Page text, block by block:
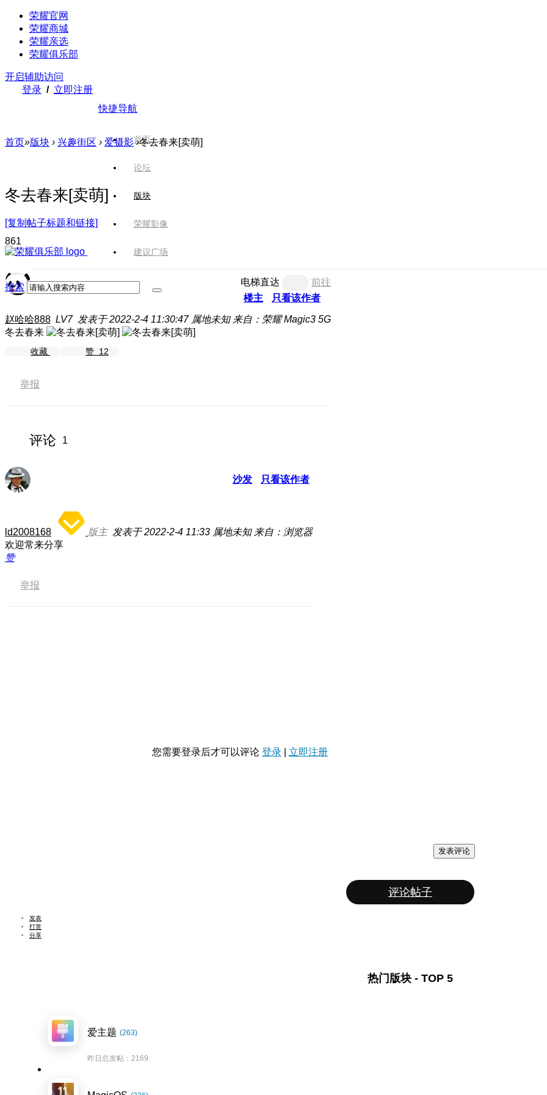
荣耀官网
荣耀商城
荣耀亲选
荣耀俱乐部
开启辅助访问
登录 / 立即注册
快捷导航
首页
论坛
版块
荣耀影像
建议广场
搜索
首页»版块 › 兴趣街区 › 爱摄影 ›冬去春来[卖萌]
冬去春来[卖萌]
[复制帖子标题和链接]
861
电梯直达
前往
楼主
只看该作者
赵哈哈888 LV7 发表于 2022-2-4 11:30:47 属地未知 来自：荣耀 Magic3 5G
冬去春来
收藏 赞 12
举报
评论 1
沙发 只看该作者
ld2008168 版主 发表于 2022-2-4 11:33 属地未知 来自：浏览器
欢迎常来分享
赞
举报
您需要登录后才可以评论 登录 立即注册
发表评论
评论帖子
发表
打赏
分享
热门版块 - TOP 5
爱主题 (263)
昨日总发帖：2169